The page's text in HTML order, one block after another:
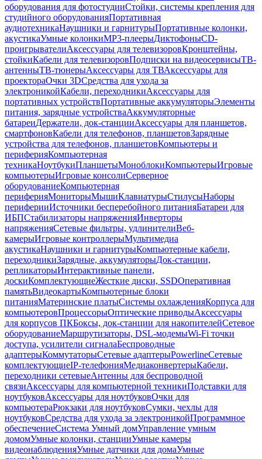
оборудования для фотостудииСтойки, системы крепления для
студийного оборудованияПортативная
аудиотехникаНаушники и гарнитурыПортативные колонки,
акустикаУмные колонкиMP3-плеерыДиктофоныCD-
проигрывателиАксессуары для телевизоровКронштейны,
стойкиКабели для телевизоровПодписки на видеосервисыТВ-
антенныТВ-тюнерыАксессуары для ТВАксессуары для
проектораОчки 3DСредства для ухода за
электроникойКабели, переходникиАксессуары для
портативных устройствПортативные аккумуляторыЭлементы
питания, зарядные устройстваАккумуляторные
батареиДержатели, док-станцииАксессуары для планшетов,
смартфоновКабели для телефонов, планшетовЗарядные
устройства для телефонов, планшетовКомпьютеры и
периферияКомпьютерная
техникаНоутбукиПланшетыМоноблокиКомпьютерыИгровые
компьютерыИгровые консолиСерверное
оборудованиеКомпьютерная
периферияМониторыМышиКлавиатурыСтилусыНаборы
периферииИсточники бесперебойного питанияБатареи для
ИБПСтабилизаторы напряженияИнверторы
напряженияСетевые фильтры, удлинителиВеб-
камерыИгровые контроллерыМультимедиа
акустикаНаушники и гарнитурыКомпьютерные кабели,
переходникиЗарядные, аккумуляторыДок-станции,
репликаторыИнтерактивные панели,
доскиКомплектующиеЖесткие диски, SSDОперативная
памятьВидеокартыКомпьютерные блоки
питанияМатеринские платыСистемы охлажденияКорпуса для
компьютеровПроцессорыОптические приводыАксессуары
для корпусов ПКБоксы, док-станции для накопителейСетевое
оборудованиеМаршрутизаторы, DSL-модемыWi-Fi точки
доступа, усилители сигналаБеспроводные
адаптерыКоммутаторыСетевые адаптерыPowerlineСетевые
комплектующиеIP-телефонияМедиаконвертерыКабели,
переходники сетевыеАнтенны для беспроводной
связиАксессуары для компьютерной техникиПодставки для
ноутбуковАксессуары для ноутбуковОчки для
компьютераРюкзаки для ноутбуковСумки, чехлы для
ноутбуковСредства для ухода за электроникойПрограммное
обеспечениеСистема Умный домУправление умным
домомУмные колонки, станцииУмные камеры
видеонаблюденияУмные датчики для домаУмные